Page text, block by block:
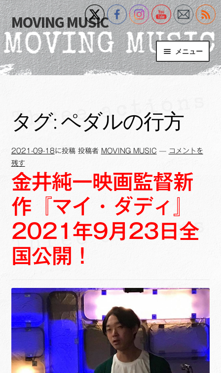
ナ
ビ
ゲ
ー
シ
ス
キ
プ
コ
ン
テ
ン
ツ
ッ
プ
MOVING MUSIC
メニュー
Home
ュ
What’s New
Blog
+MM Online Video Platform
ュ
ー
フォトギャラリー
メ
ニ
展
開
Links
サ
ブ
ー
を
展
開
せたがや生涯現役ネットワーク
ニ
ュ
ー
を
展
開
ブ
メ
ニ
ュ
ー
を
出演希望/お問い合わせフォーム
Contact
タグ:ペダルの行方
2021-09-18に投稿 投稿者 MOVING MUSIC — コメントを
残す
金井純一映画監督新
作『マイ・ダディ』
2021年9月23日全
国公開！